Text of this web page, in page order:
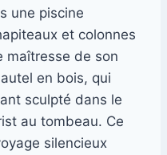
une piscine
et colonnes
maîtresse de son
en bois, qui
sculpté dans le
au tombeau. Ce
silencieux